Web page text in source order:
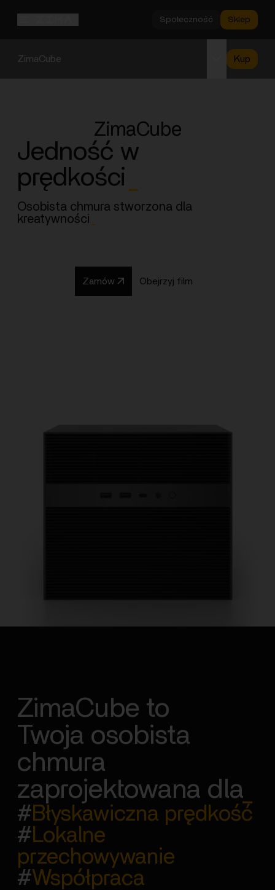
Społeczność Sklep
ZimaCube Kup
ZimaCube
Jedność w
prędkości
Osobista chmura stworzona dla
kreatywności
Zamów Obejrzyj film
ZimaCube to
Twoja osobista
chmura
zaprojektowana dla_
#Błyskawiczna prędkość
#Lokalne
przechowywanie
#Współpraca